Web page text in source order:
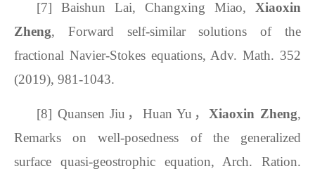
[7] Baishun Lai, Changxing Miao, Xiaoxin
Zheng, Forward self-similar solutions of the
fractional Navier-Stokes equations, Adv. Math. 352
(2019), 981-1043.
[8] Quansen Jiu，Huan Yu，Xiaoxin Zheng,
Remarks on well-posedness of the generalized
surface quasi-geostrophic equation, Arch. Ration.